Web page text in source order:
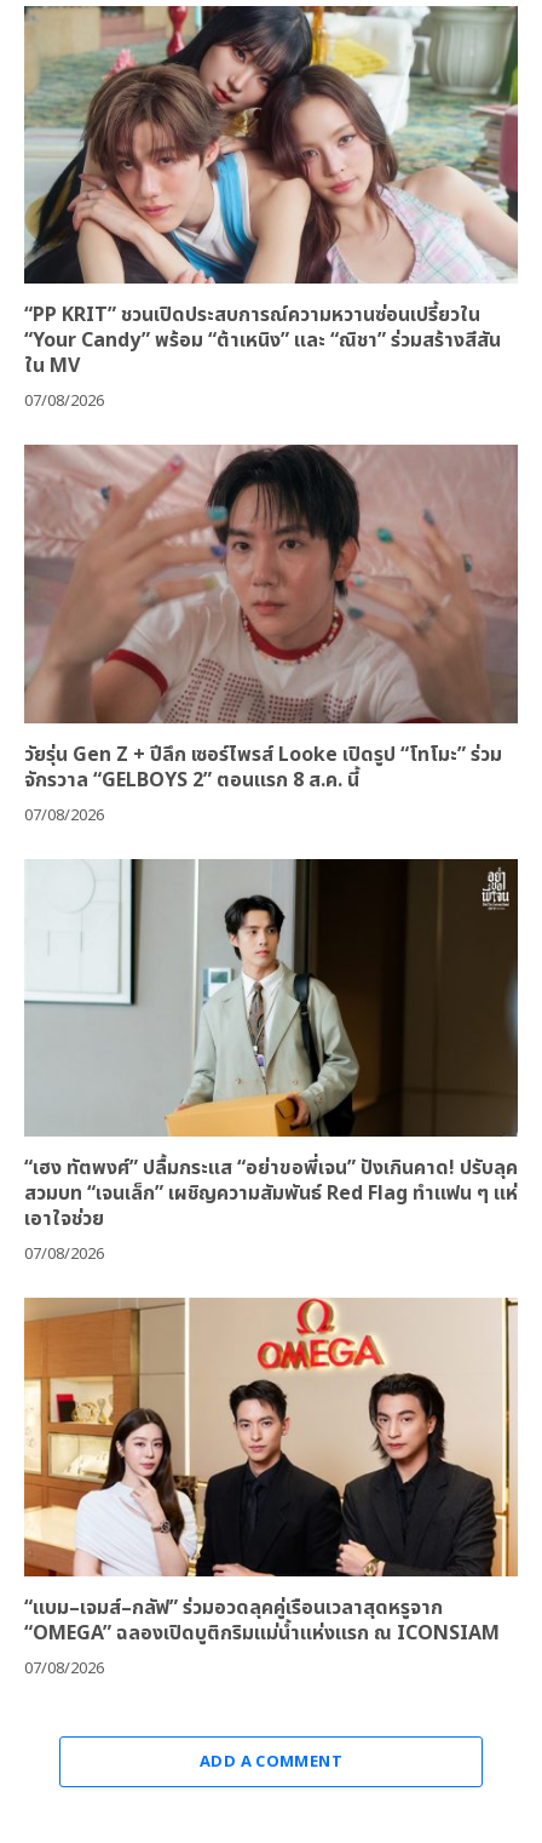
“PP KRIT” ชวนเปิดประสบการณ์ความหวานซ่อนเปรี้ยวใน
“Your Candy” พร้อม “ต้าเหนิง” และ “ณิชา” ร่วมสร้างสีสัน
ใน MV
07/08/2026
วัยรุ่น Gen Z + ปีลึก เซอร์ไพรส์ Looke เปิดรูป “โทโมะ” ร่วม
จักรวาล “GELBOYS 2” ตอนแรก 8 ส.ค. นี้
07/08/2026
“เฮง ทัตพงศ์” ปลื้มกระแส “อย่าขอพี่เจน” ปังเกินคาด! ปรับลุค
สวมบท “เจนเล็ก” เผชิญความสัมพันธ์ Red Flag ทำแฟน ๆ แห่
เอาใจช่วย
07/08/2026
“แบม–เจมส์–กลัฟ” ร่วมอวดลุคคู่เรือนเวลาสุดหรูจาก
“OMEGA” ฉลองเปิดบูติกริมแม่น้ำแห่งแรก ณ ICONSIAM
07/08/2026
ADD A COMMENT